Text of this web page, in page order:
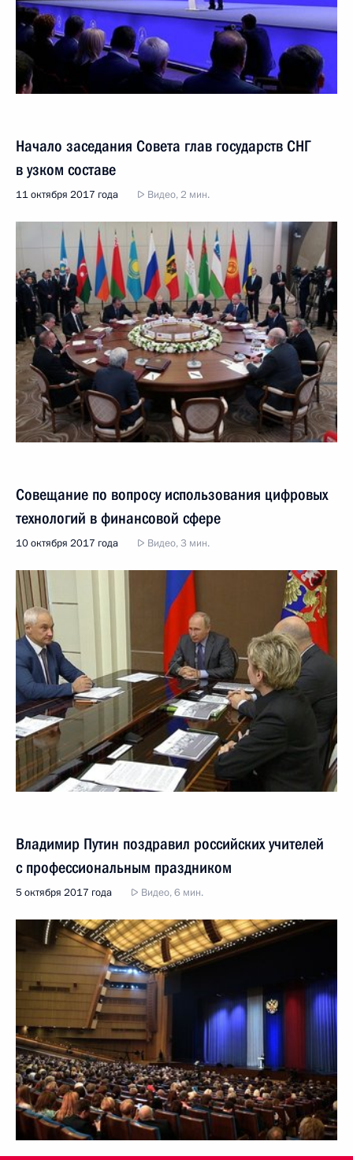
Начало заседания Совета глав государств СНГ
в узком составе
11 октября 2017 года Видео, 2 мин.
Совещание по вопросу использования цифровых
технологий в финансовой сфере
10 октября 2017 года Видео, 3 мин.
Владимир Путин поздравил российских учителей
с профессиональным праздником
5 октября 2017 года Видео, 6 мин.